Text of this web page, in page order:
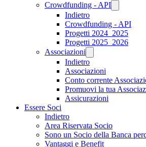
Crowdfunding - API
Indietro
Crowdfunding - API
Progetti 2024_2025
Progetti 2025_2026
Associazioni
Indietro
Associazioni
Conto corrente
Promuovi la tua
Assicurazioni
Essere Soci
Indietro
Area Riservata Socio
Sono un Socio della Banca
Vantaggi e Benefit